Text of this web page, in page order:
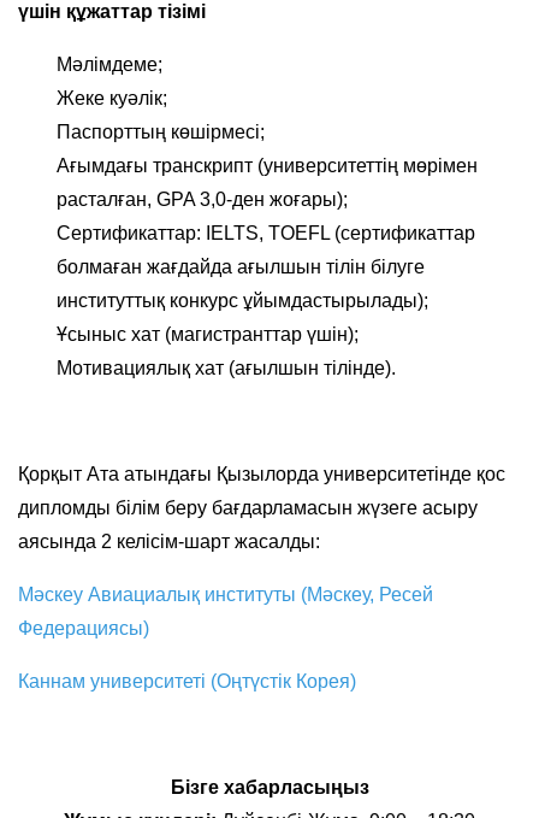
үшін құжаттар тізімі
Мәлімдеме;
Жеке куәлік;
Паспорттың көшірмесі;
Ағымдағы транскрипт (университеттің мөрімен
расталған, GPA 3,0-ден жоғары);
Сертификаттар: IELTS, TOEFL (сертификаттар
болмаған жағдайда ағылшын тілін білуге ​​
институттық конкурс ұйымдастырылады);
Ұсыныс хат (магистранттар үшін);
Мотивациялық хат (ағылшын тілінде).
Қорқыт Ата атындағы Қызылорда университетінде қос
дипломды білім беру бағдарламасын жүзеге асыру
аясында 2 келісім-шарт жасалды:
Мәскеу Авиациалық институты (Мәскеу, Ресей
Федерациясы)
Каннам университеті (Оңтүстік Корея)
Бізге хабарласыңыз